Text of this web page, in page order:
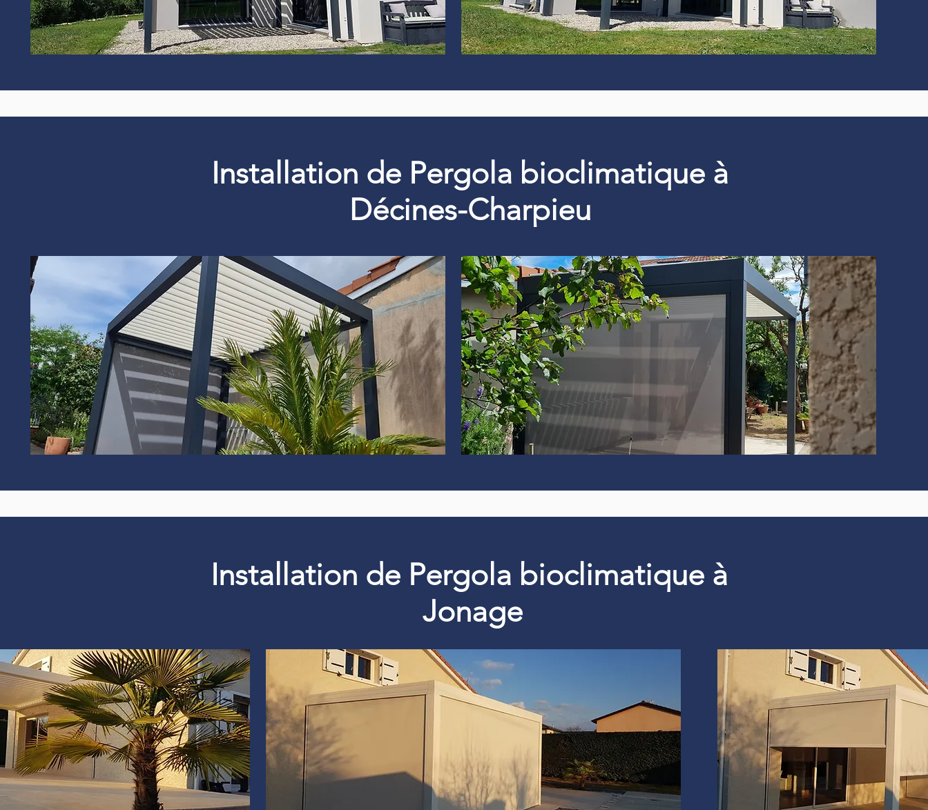
Installation de Pergola bioclimatique à
Décines-Charpieu
Installation de Pergola bioclimatique à
Jonage